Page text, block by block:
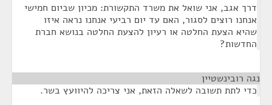
דרך אגב, אני שואל את משרד התקשורת: מכיון שביום חמישי
אנחנו רוצים לסגור, האם עד יום רביעי אנחנו נראה איזו
שהיא הצעת החלטה או רעיון להצעת החלטה בנושא חברת
החדשות?
נגה רובינשטיין
כדי לתת תשובה לשאלה הזאת, אני צריכה להיוועץ בשר.